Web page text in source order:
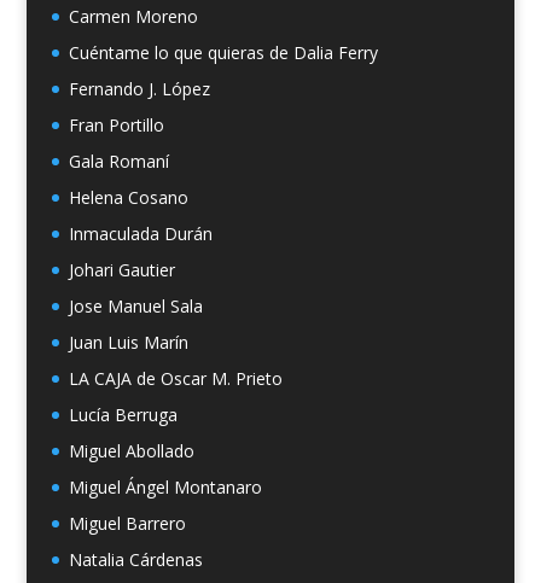
Carmen Moreno
Cuéntame lo que quieras de Dalia Ferry
Fernando J. López
Fran Portillo
Gala Romaní
Helena Cosano
Inmaculada Durán
Johari Gautier
Jose Manuel Sala
Juan Luis Marín
LA CAJA de Oscar M. Prieto
Lucía Berruga
Miguel Abollado
Miguel Ángel Montanaro
Miguel Barrero
Natalia Cárdenas